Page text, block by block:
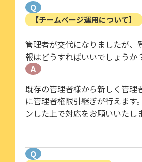
Q
【チームページ運用について】
管理者が交代になりましたが、
報はどうすればいいでしょうか
A
既存の管理者様から新しく管理
に管理者権限引継ぎが行えます
ンした上で対応をお願いいたし
Q